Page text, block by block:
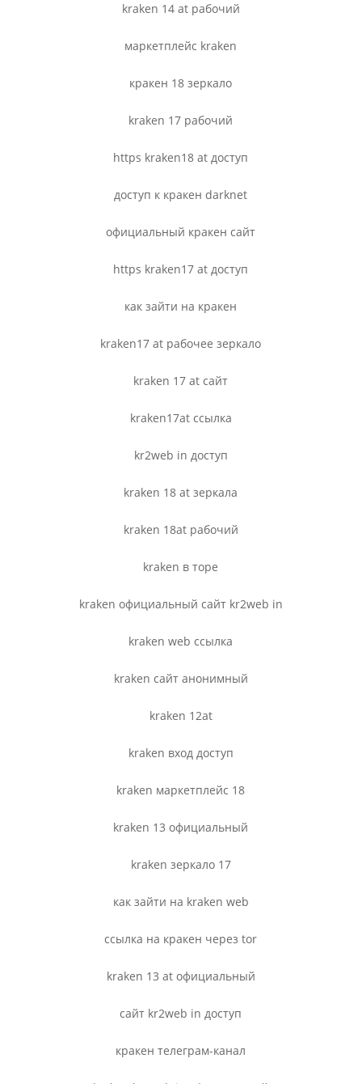
kraken 14 at рабочий
маркетплейс kraken
кракен 18 зеркало
kraken 17 рабочий
https kraken18 at доступ
доступ к кракен darknet
официальный кракен сайт
https kraken17 at доступ
как зайти на кракен
kraken17 at рабочее зеркало
kraken 17 at сайт
kraken17at ссылка
kr2web in доступ
kraken 18 at зеркала
kraken 18at рабочий
kraken в торе
kraken официальный сайт kr2web in
kraken web ссылка
kraken сайт анонимный
kraken 12at
kraken вход доступ
kraken маркетплейс 18
kraken 13 официальный
kraken зеркало 17
как зайти на kraken web
ссылка на кракен через tor
kraken 13 at официальный
сайт kr2web in доступ
кракен телеграм-канал